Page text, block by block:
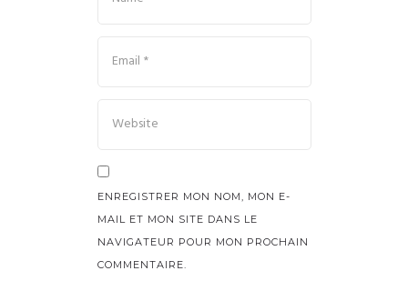
ENREGISTRER MON NOM, MON E-
MAIL ET MON SITE DANS LE
NAVIGATEUR POUR MON PROCHAIN
COMMENTAIRE.